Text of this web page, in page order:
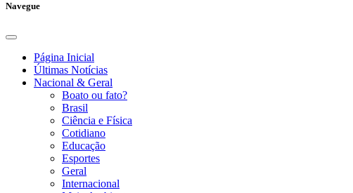
Navegue
Página Inicial
Últimas Notícias
Nacional & Geral
Boato ou fato?
Brasil
Ciência e Física
Cotidiano
Educação
Esportes
Geral
Internacional